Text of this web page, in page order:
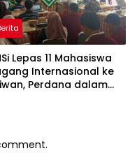
Lepas 11 Mahasiswa
Internasional ke
Perdana dalam